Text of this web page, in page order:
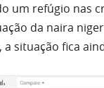
um refúgio nas
da naira
situação fica